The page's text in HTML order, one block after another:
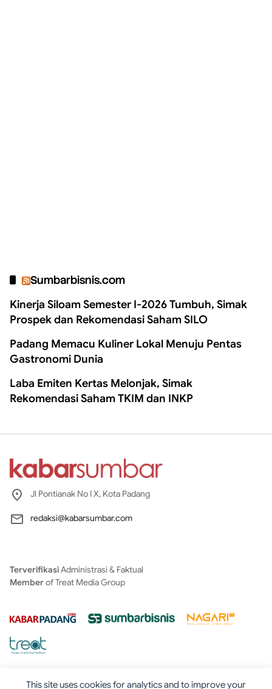
This site uses cookies for analytics and to improve your
Sumbarbisnis.com
Kinerja Siloam Semester I-2026 Tumbuh, Simak
Prospek dan Rekomendasi Saham SILO
Padang Memacu Kuliner Lokal Menuju Pentas
Gastronomi Dunia
Laba Emiten Kertas Melonjak, Simak
Rekomendasi Saham TKIM dan INKP
Jl Pontianak No I X, Kota Padang
redaksi@kabarsumbar.com
TerverifikasiAdministrasi & Faktual
Memberof Treat Media Group